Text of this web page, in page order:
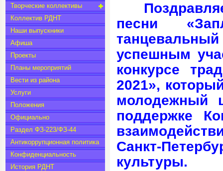
Творческие коллективы
Коллектив РДНТ
Наши выпускники
Афиша
Проекты
Планы мероприятий
Вести из района
Услуги
Положения
Официально
Раздел ФЗ-223/ФЗ-44
Антикоррупционная политика
Конфиденциальность
История РДНТ
песни
успешным
конкурсе
2021»,
молодежный
поддержке
Санкт-
культуры.